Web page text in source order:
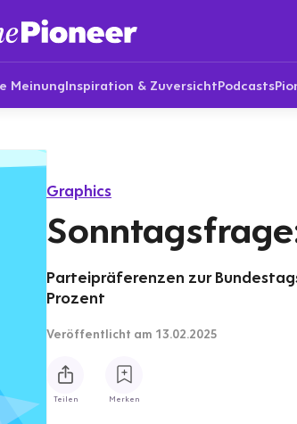
MeinungInspiration & ZuversichtPodcasts
Graphics
Parteipräferenzen zur
Prozent
Veröffentlicht am 13.02.2025
Teilen Merken